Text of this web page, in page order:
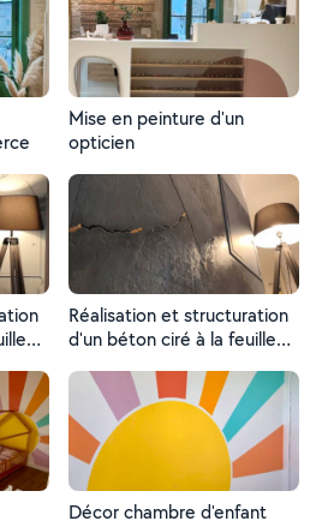
Mise en peinture d'un
opticien
Réalisation et structuration
d'un béton ciré à la feuille
Décor chambre d'enfant